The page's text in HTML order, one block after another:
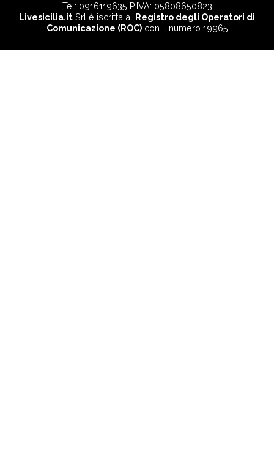
Tel: 0916119635 P.IVA: 05808650823
Livesicilia.it Srl è iscritta al Registro degli Operatori di
Comunicazione (ROC)con il numero 19965